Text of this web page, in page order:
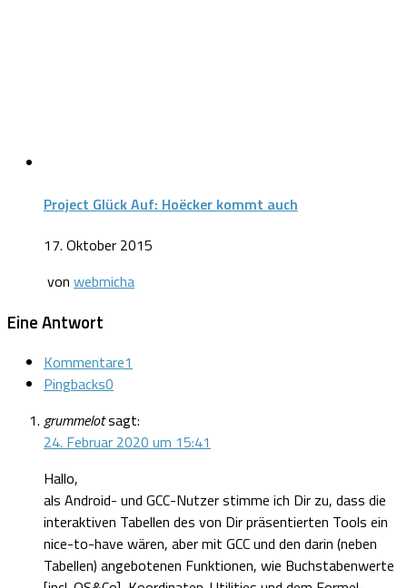
Project Glück Auf: Hoëcker kommt auch
17. Oktober 2015
von webmicha
Eine Antwort
Kommentare1
Pingbacks0
grummelotsagt:
24. Februar 2020 um 15:41
Hallo,
als Android- und GCC-Nutzer stimme ich Dir zu, dass die
interaktiven Tabellen des von Dir präsentierten Tools ein
nice-to-have wären, aber mit GCC und den darin (neben
Tabellen) angebotenen Funktionen, wie Buchstabenwerte